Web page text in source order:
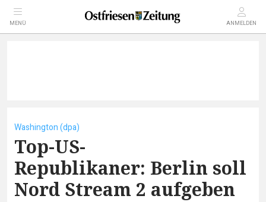
MENÜ ANMELDEN
Washington (dpa)
Top-US-
Republikaner: Berlin soll
Nord Stream 2 aufgeben